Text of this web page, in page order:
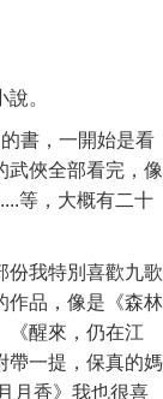
。
書，一開始是看
武俠全部看完，像
等，大概有二十
份我特別喜歡九歌
作品，像是《森林
《醒來，仍在江
帶一提，保真的媽
月香》我也很喜